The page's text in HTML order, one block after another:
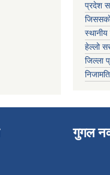
प्रदेश
हेल्लो
जिल्ला
गुगल